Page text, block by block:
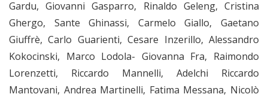
Gardu, Giovanni Gasparro, Rinaldo Geleng, Cristina
Ghergo, Sante Ghinassi, Carmelo Giallo, Gaetano
Giuffrè, Carlo Guarienti, Cesare Inzerillo, Alessandro
Kokocinski, Marco Lodola- Giovanna Fra, Raimondo
Lorenzetti, Riccardo Mannelli, Adelchi Riccardo
Mantovani, Andrea Martinelli, Fatima Messana, Nicolò